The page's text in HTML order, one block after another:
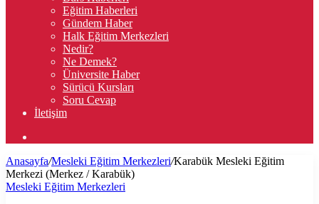
Eğitim Haberleri
Gündem Haber
Halk Eğitim Merkezleri
Nedir?
Ne Demek?
Üniversite Haber
Sürücü Kursları
Soru Cevap
İletişim
...
Anasayfa/Mesleki Eğitim Merkezleri/Karabük Mesleki Eğitim
Merkezi (Merkez / Karabük)
Mesleki Eğitim Merkezleri